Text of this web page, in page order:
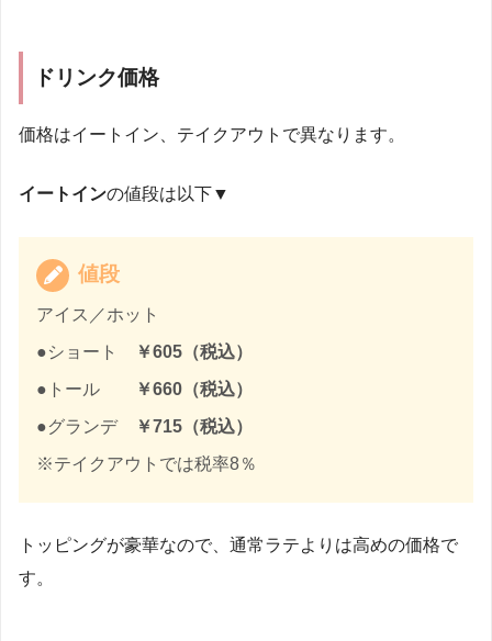
ドリンク価格
価格はイートイン、テイクアウトで異なります。
イートインの値段は以下▼
値段
アイス／ホット
●ショート
￥605（税込）
●トール
￥660（税込）
●グランデ
￥715（税込）
※テイクアウトでは税率8％
トッピングが豪華なので、通常ラテよりは高めの価格で
す。